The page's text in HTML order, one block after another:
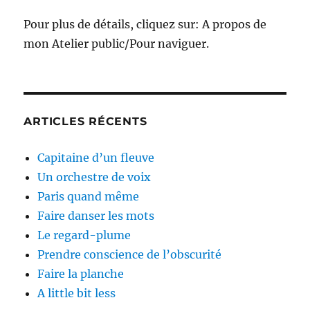
Pour plus de détails, cliquez sur: A propos de
mon Atelier public/Pour naviguer.
ARTICLES RÉCENTS
Capitaine d’un fleuve
Un orchestre de voix
Paris quand même
Faire danser les mots
Le regard-plume
Prendre conscience de l’obscurité
Faire la planche
A little bit less